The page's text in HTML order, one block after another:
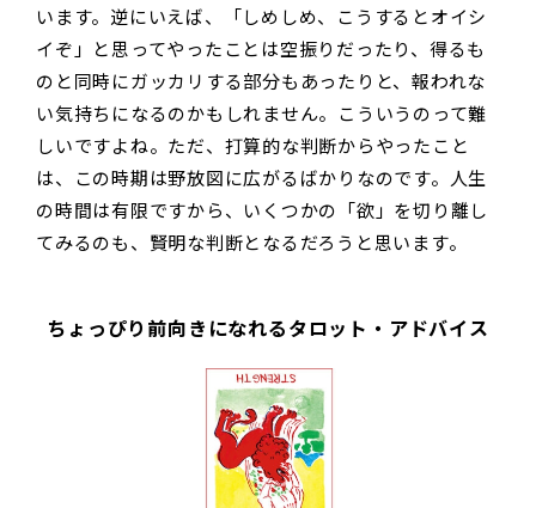
います。逆にいえば、「しめしめ、こうするとオイシ
イぞ」と思ってやったことは空振りだったり、得るも
のと同時にガッカリする部分もあったりと、報われな
い気持ちになるのかもしれません。こういうのって難
しいですよね。ただ、打算的な判断からやったこと
は、この時期は野放図に広がるばかりなのです。人生
の時間は有限ですから、いくつかの「欲」を切り離し
てみるのも、賢明な判断となるだろうと思います。
ちょっぴり前向きになれるタロット・アドバイス